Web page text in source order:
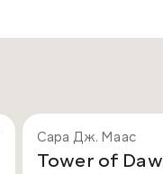
Сара Дж. Маас
Tower of